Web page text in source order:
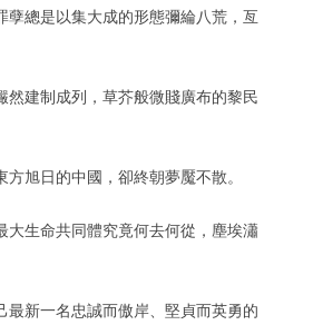
總是以集大成的形態彌綸八荒，亙
建制成列，草芥般微賤廣布的黎民
旭日的中國，卻終朝夢魘不散。
生命共同體究竟何去何從，塵埃瀟
新一名忠誠而傲岸、堅貞而英勇的